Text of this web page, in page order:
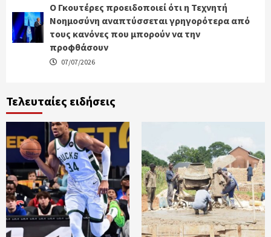
Ο Γκουτέρες προειδοποιεί ότι η Τεχνητή
Νοημοσύνη αναπτύσσεται γρηγορότερα από
τους κανόνες που μπορούν να την
προφθάσουν
07/07/2026
Τελευταίες ειδήσεις